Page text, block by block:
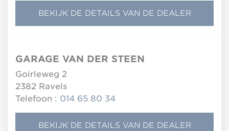
BEKIJK DE DETAILS VAN DE DEALER
GARAGE VAN DER STEEN
Goirleweg 2
2382 Ravels
Telefoon : 014 65 80 34
BEKIJK DE DETAILS VAN DE DEALER